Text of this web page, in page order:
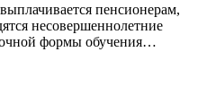
пенсионерам,
несовершеннолетние
очной формы обучения…